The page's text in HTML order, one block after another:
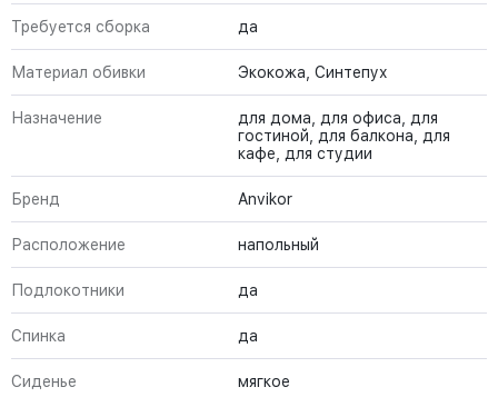
Требуется сборка да
Материал обивки Экокожа, Синтепух
Назначение
для дома, для офиса, для
гостиной, для балкона, для
кафе, для студии
Бренд Anvikor
Расположение напольный
Подлокотники да
Спинка да
Сиденье мягкое